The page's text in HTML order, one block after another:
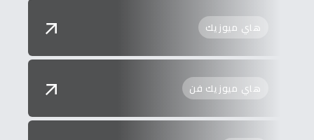
هاي ميوزيك
هاي ميوزيك فن